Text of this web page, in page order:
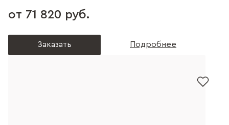
от 71 820 руб.
Заказать Подробнее